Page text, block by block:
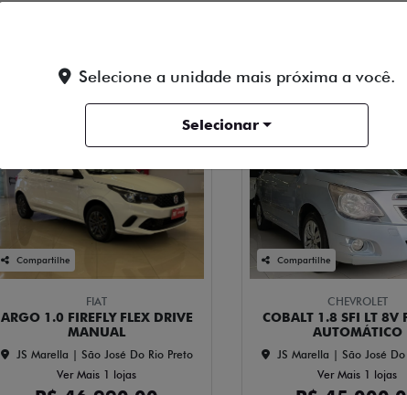
Volante Com
Compartilhe
FIAT
ARGO 1.0 FIREFLY FLEX DRIVE
MANUAL
JS Marella | São José Do Rio Preto
Ver Mais 1 lojas
Compartilhe
CHEVROLET
COBALT 1.8 SFI LT 8V
AUTOMÁTICO
JS Marella | São José Do
Ver Mais 1 lojas
Selecione a unidade mais próxima a você.
Selecionar